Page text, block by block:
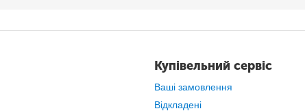
Переваги:
— швидка та ефективна зарядка
Купівельний сервіс
Ваші замовлення
Відкладені